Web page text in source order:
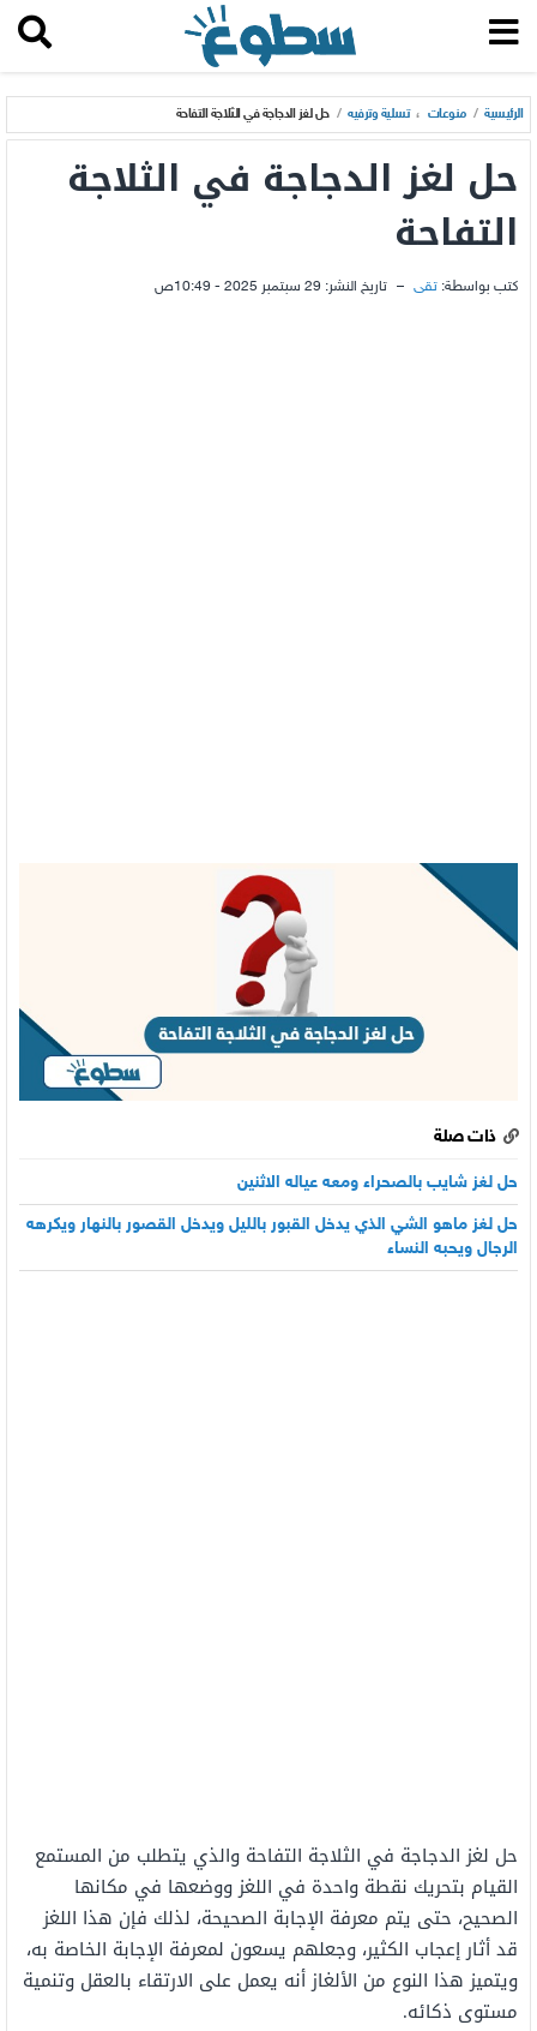
الرئيسية / منوعات ، تسلية وترفيه / حل لغز الدجاجة في الثلاجة التفاحة
حل لغز الدجاجة في الثلاجة
التفاحة
كتب بواسطة: تقى – تاريخ النشر: 29 سبتمبر 2025 - 10:49ص
ذات صلة
حل لغز شايب بالصحراء ومعه عياله الاثنين
حل لغز ماهو الشي الذي يدخل القبور بالليل ويدخل القصور بالنهار ويكرهه
الرجال ويحبه النساء
حل لغز الدجاجة في الثلاجة التفاحة والذي يتطلب من المستمع
القيام بتحريك نقطة واحدة في اللغز ووضعها في مكانها
الصحيح، حتى يتم معرفة الإجابة الصحيحة، لذلك فإن هذا اللغز
قد أثار إعجاب الكثير، وجعلهم يسعون لمعرفة الإجابة الخاصة به،
ويتميز هذا النوع من الألغاز أنه يعمل على الارتقاء بالعقل وتنمية
مستوى ذكائه.